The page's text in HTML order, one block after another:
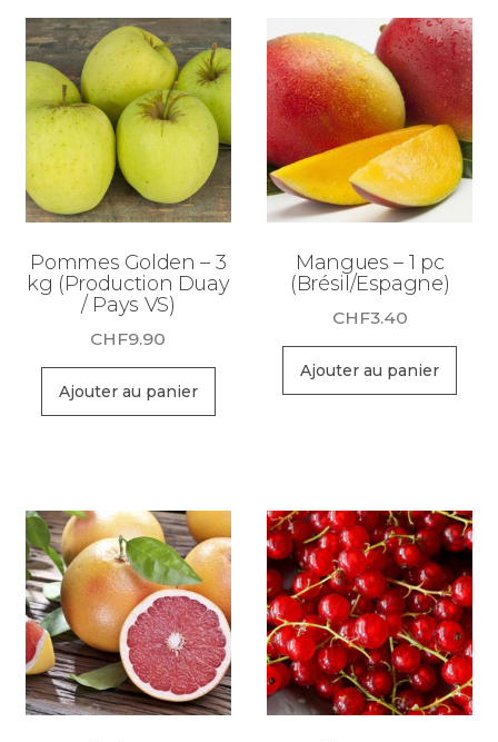
Pommes Golden – 3
kg (Production Duay
/ Pays VS)
CHF9.90
Ajouter au panier
Mangues – 1 pc
(Brésil/Espagne)
CHF3.40
Ajouter au panier